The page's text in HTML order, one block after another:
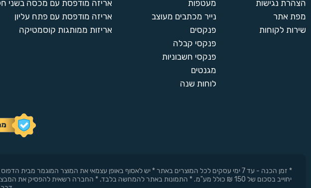
הצהרת נגישות
מפת אתר
שירות לקוחות
מעטפות
נייר מכתבים מעוצב
פנקסים
פנקסי קבלה
פנקסי חשבוניות
מגנטים
לוחות שנה
אריזה מודפסת עם מכסה בשני
אריזה מודפסת עם פתח עליון
אריזות ממותגות קוסמטיקה
* זמן הכנה - עד 7 ימי עסקים לכל המוצרים באתר * יש לאסוף באופן עצמאי את המוצר המוגמר
יחוייב בסכום של 150 ₪ כולל מע"מ. * התמונות באתר להמחשה בלבד. * החברה רשאית להפסיק את המבצעים בכל עת וללא התראה מוקדמת.